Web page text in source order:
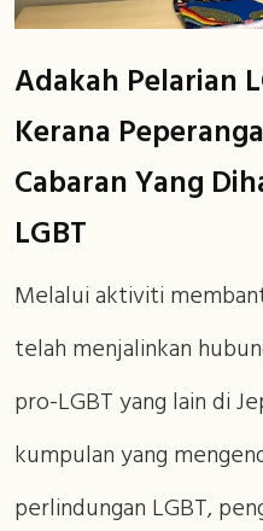
Adakah Pelarian
Kerana
Cabaran Yang
LGBT
Melalui aktiviti
telah menjalinkan
pro-LGBT yang lain di
kumpulan yang
perlindungan LGBT,